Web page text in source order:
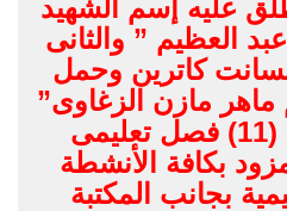
عليه إسم الشهيد
العظيم ” والثانى
كاترين وحمل
ماهر مازن الزغاوى”
، يضم كلا منهما (11) فصل تعليمى
بكافة الأنشطة
بجانب المكتبة